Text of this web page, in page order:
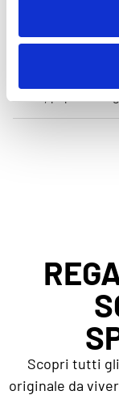
DIREZIONE
Veronica Olmi
Scopri tutti
originale da